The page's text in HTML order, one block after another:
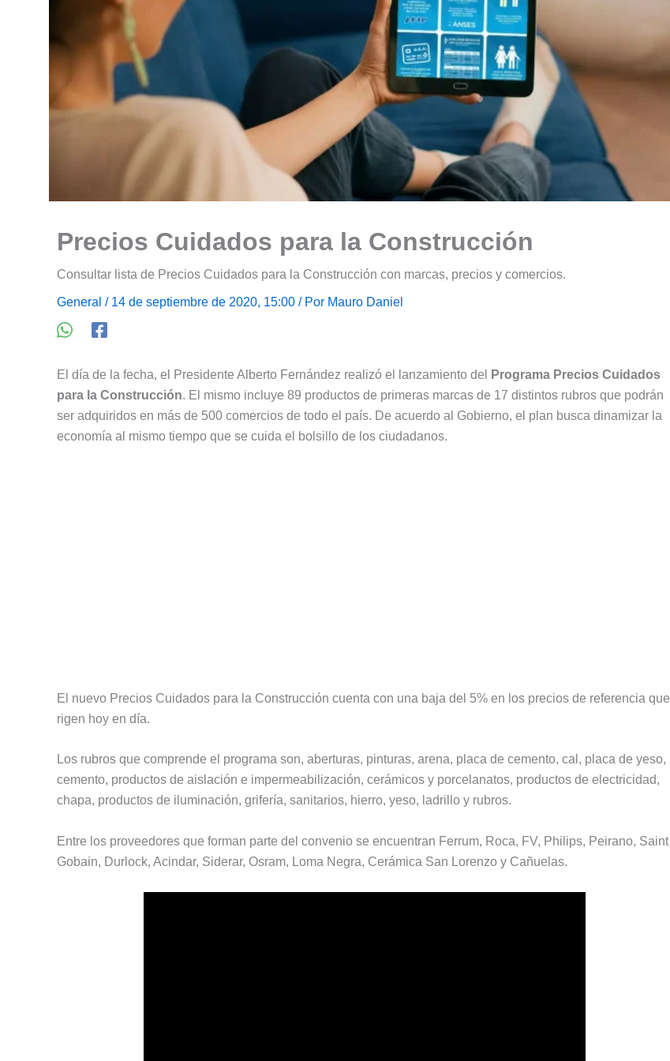
Precios Cuidados para la Construcción
Consultar lista de Precios Cuidados para la Construcción con marcas, precios y comercios.
General / 14 de septiembre de 2020, 15:00 / Por Mauro Daniel
El día de la fecha, el Presidente Alberto Fernández realizó el lanzamiento del
Programa Precios Cuidados
para la Construcción. El mismo incluye 89 productos de primeras marcas de 17 distintos rubros que podrán
ser adquiridos en más de 500 comercios de todo el país. De acuerdo al Gobierno, el plan busca dinamizar la
economía al mismo tiempo que se cuida el bolsillo de los ciudadanos.
El nuevo Precios Cuidados para la Construcción cuenta con una baja del 5% en los precios de referencia que
rigen hoy en día.
Los rubros que comprende el programa son, aberturas, pinturas, arena, placa de cemento, cal, placa de yeso,
cemento, productos de aislación e impermeabilización, cerámicos y porcelanatos, productos de electricidad,
chapa, productos de iluminación, grifería, sanitarios, hierro, yeso, ladrillo y rubros.
Entre los proveedores que forman parte del convenio se encuentran Ferrum, Roca, FV, Philips, Peirano, Saint
Gobain, Durlock, Acindar, Siderar, Osram, Loma Negra, Cerámica San Lorenzo y Cañuelas.